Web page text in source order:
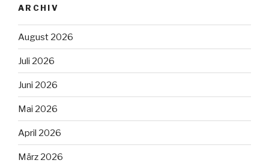
ARCHIV
August 2026
Juli 2026
Juni 2026
Mai 2026
April 2026
März 2026